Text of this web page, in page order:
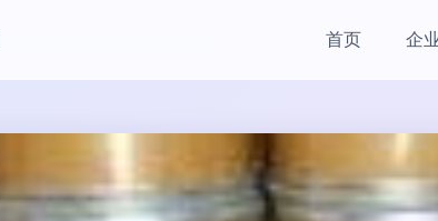
首页 企